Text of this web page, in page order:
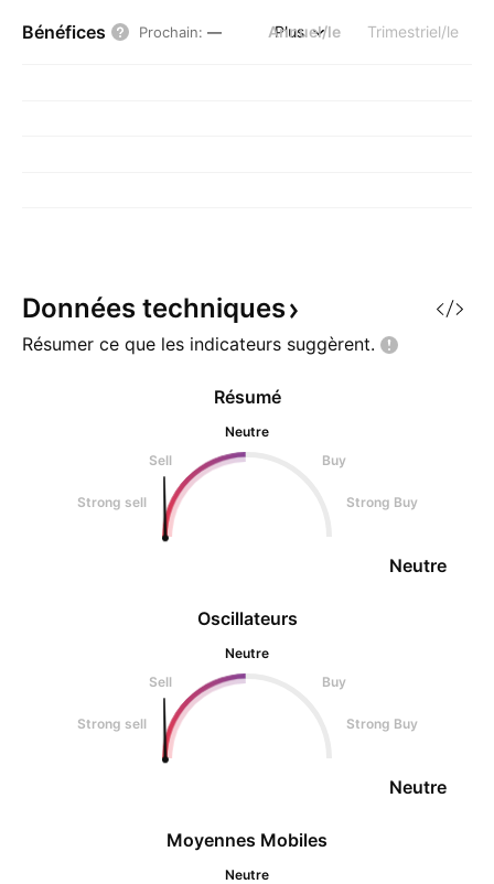
Bénéfices Prochain: — Annuel/le Trimestriel/le
Plus
Données techniques
Résumer ce que les indicateurs suggèrent.
Oscillateurs
Neutre
Sell
Buy
Strong sell Strong Buy
Neutre
Résumé
Neutre
Sell
Buy
Strong sell Strong Buy
Neutre
Moyennes Mobiles
Neutre